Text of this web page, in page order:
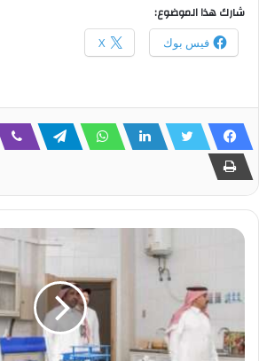
شارك هذا الموضوع:
فيس بوك X